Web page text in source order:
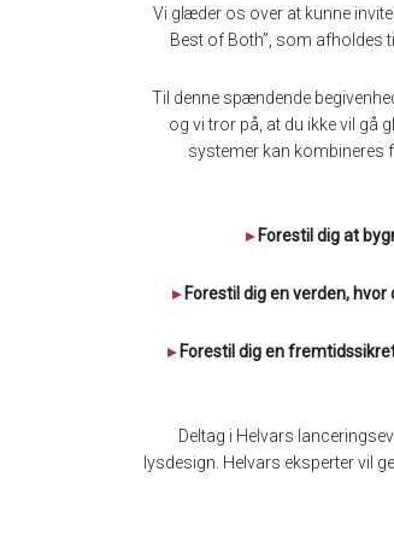
Vi glæder os over at kunne
Best of Both”, som afholdes
Til denne spændende
og vi tror på, at du ikke vil gå
systemer kan kombineres
▸Forestil dig at
▸Forestil dig en verden,
▸Forestil dig en
Deltag i Helvars
lysdesign. Helvars eksperter vil